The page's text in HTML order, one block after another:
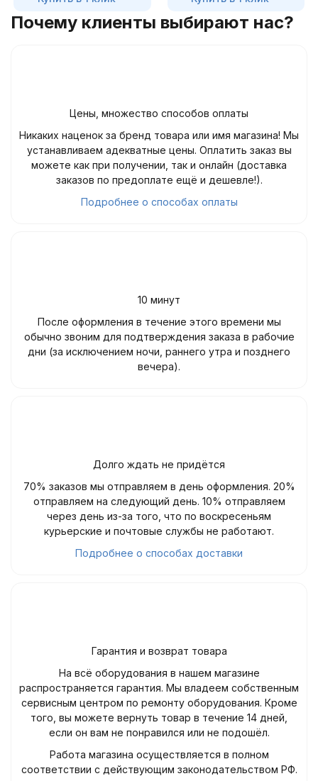
Почему клиенты выбирают нас?
Цены, множество способов оплаты
Никаких наценок за бренд товара или имя магазина! Мы
устанавливаем адекватные цены. Оплатить заказ вы
можете как при получении, так и онлайн (доставка
заказов по предоплате ещё и дешевле!).
Подробнее о способах оплаты
10 минут
После оформления в течение этого времени мы
обычно звоним для подтверждения заказа в рабочие
дни (за исключением ночи, раннего утра и позднего
вечера).
Долго ждать не придётся
70% заказов мы отправляем в день оформления. 20%
отправляем на следующий день. 10% отправляем
через день из-за того, что по воскресеньям
курьерские и почтовые службы не работают.
Подробнее о способах доставки
Гарантия и возврат товара
На всё оборудования в нашем магазине
распространяется гарантия. Мы владеем собственным
сервисным центром по ремонту оборудования. Кроме
того, вы можете вернуть товар в течение 14 дней,
если он вам не понравился или не подошёл.
Работа магазина осуществляется в полном
соответствии с действующим законодательством РФ.